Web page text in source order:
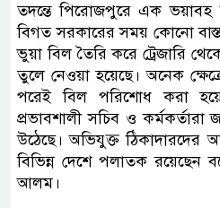
তদন্তে পিরোজপুরে এক ভয়াবহ
বিগত সরকারের সময় কোনো
ভুয়া বিল তৈরি করে ট্রেজারি
তুলে নেওয়া হয়েছে। অনেক
পরেই বিল পরিশোধ করা
প্রভাবশালী সচিব ও
উঠেছে। অভিযুক্ত ঠিকাদারদের
বিভিন্ন দেশে পলাতক রয়েছেন
আলম।